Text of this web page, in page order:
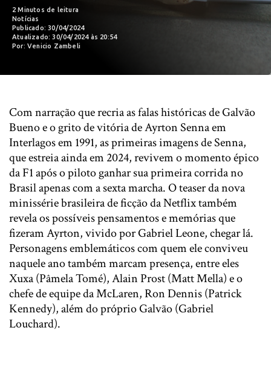
2 Minutos de leitura
Notícias
Publicado: 30/04/2024
Atualizado: 30/04/2024 às 20:54
Por: Venicio Zambeli
Com narração que recria as falas históricas de Galvão
Bueno e o grito de vitória de Ayrton Senna em
Interlagos em 1991, as primeiras imagens deSenna,
que estreia ainda em 2024,revivem o momento épico
da F1 após o piloto ganhar sua primeira corrida no
Brasil apenas com a sexta marcha. O teaser da nova
minissérie brasileira de ficção da Netflix também
revela os possíveis pensamentos e memórias que
fizeram Ayrton, vivido por Gabriel Leone, chegar lá.
Personagens emblemáticos com quem ele conviveu
naquele ano também marcam presença, entre eles
Xuxa (Pâmela Tomé), Alain Prost (Matt Mella) e o
chefe de equipe da McLaren, Ron Dennis (Patrick
Kennedy), além do próprio Galvão (Gabriel
Louchard).